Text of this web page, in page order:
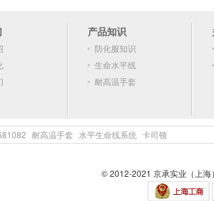
产品知识
防化服知识
生命水平线
耐高温手套
耐高温手套 水平生命线系统 卡司顿
© 2012-2021 京承实业（上